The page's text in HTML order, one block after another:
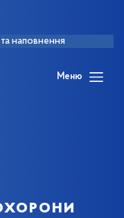
наповнення
Меню